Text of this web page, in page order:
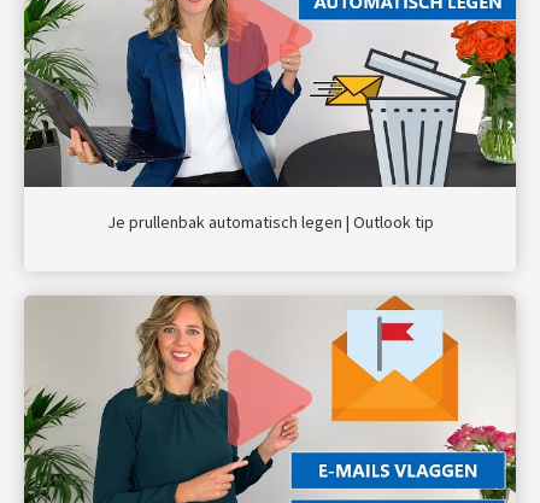
Je prullenbak automatisch legen | Outlook tip